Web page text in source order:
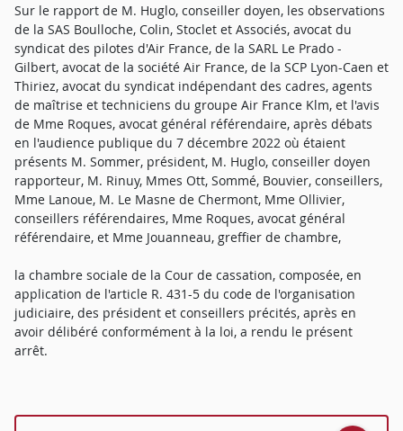
Sur le rapport de M. Huglo, conseiller doyen, les observations
de la SAS Boulloche, Colin, Stoclet et Associés, avocat du
syndicat des pilotes d'Air France, de la SARL Le Prado -
Gilbert, avocat de la société Air France, de la SCP Lyon-Caen et
Thiriez, avocat du syndicat indépendant des cadres, agents
de maîtrise et techniciens du groupe Air France Klm, et l'avis
de Mme Roques, avocat général référendaire, après débats
en l'audience publique du 7 décembre 2022 où étaient
présents M. Sommer, président, M. Huglo, conseiller doyen
rapporteur, M. Rinuy, Mmes Ott, Sommé, Bouvier, conseillers,
Mme Lanoue, M. Le Masne de Chermont, Mme Ollivier,
conseillers référendaires, Mme Roques, avocat général
référendaire, et Mme Jouanneau, greffier de chambre,
la chambre sociale de la Cour de cassation, composée, en
application de l'article R. 431-5 du code de l'organisation
judiciaire, des président et conseillers précités, après en
avoir délibéré conformément à la loi, a rendu le présent
arrêt.